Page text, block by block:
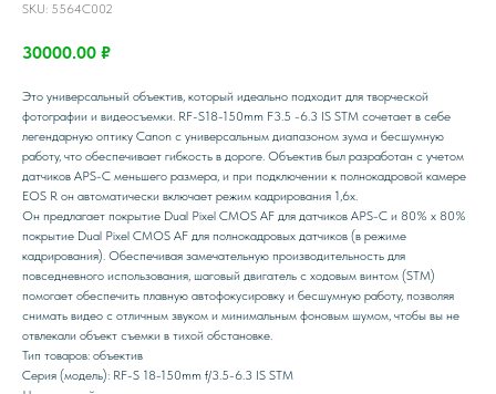
SKU: 5564C002
30000.00 ₽
Это универсальный объектив, который идеально подходит для творческой
фотографии и видеосъемки. RF-S18-150mm F3.5 -6.3 IS STM сочетает в себе
легендарную оптику Canon с универсальным диапазоном зума и бесшумную
работу, что обеспечивает гибкость в дороге. Объектив был разработан с учетом
датчиков APS-C меньшего размера, и при подключении к полнокадровой камере
EOS R он автоматически включает режим кадрирования 1,6x.
Он предлагает покрытие Dual Pixel CMOS AF для датчиков APS-C и 80% x 80%
покрытие Dual Pixel CMOS AF для полнокадровых датчиков (в режиме
кадрирования). Обеспечивая замечательную производительность для
повседневного использования, шаговый двигатель с ходовым винтом (STM)
помогает обеспечить плавную автофокусировку и бесшумную работу, позволяя
снимать видео с отличным звуком и минимальным фоновым шумом, чтобы вы не
отвлекали объект съемки в тихой обстановке.
Тип товаров: объектив
Серия (модель): RF-S 18-150mm f/3.5-6.3 IS STM